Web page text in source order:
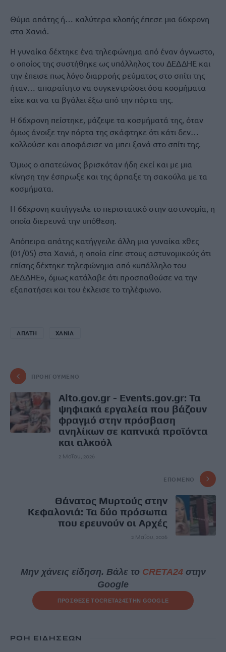
Θύμα απάτης ή… καλύτερα κλοπής έπεσε μια 66χρονη
στα Χανιά.
Η γυναίκα δέχτηκε ένα τηλεφώνημα από έναν άγνωστο,
ο οποίος της συστήθηκε ως υπάλληλος του ΔΕΔΔΗΕ και
την έπεισε πως λόγο διαρροής ρεύματος στο σπίτι της
ήταν… απαραίτητο να συγκεντρώσει όσα κοσμήματα
είχε και να τα βγάλει έξω από την πόρτα της.
Η 66χρονη πείστηκε, μάζεψε τα κοσμήματά της, όταν
όμως άνοιξε την πόρτα της σκάφτηκε ότι κάτι δεν…
κολλούσε και αποφάσισε να μπει ξανά στο σπίτι της.
Όμως ο απατεώνας βρισκόταν ήδη εκεί και με μια
κίνηση την έσπρωξε και της άρπαξε τη σακούλα με τα
κοσμήματα.
Η 66χρονη κατήγγειλε το περιστατικό στην αστυνομία, η
οποία διερευνά την υπόθεση.
Απόπειρα απάτης κατήγγειλε άλλη μια γυναίκα χθες
(01/05) στα Χανιά, η οποία είπε στους αστυνομικούς ότι
επίσης δέχτηκε τηλεφώνημα από «υπάλληλο του
ΔΕΔΔΗΕ», όμως κατάλαβε ότι προσπαθούσε να την
εξαπατήσει και του έκλεισε το τηλέφωνο.
ΑΠΑΤΗ ΧΑΝΙΑ
ΠΡΟΗΓΟΎΜΕΝΟ
Alto.gov.gr - Events.gov.gr: Τα
ψηφιακά εργαλεία που βάζουν
φραγμό στην πρόσβαση
ανηλίκων σε καπνικά προϊόντα
και αλκοόλ
2 Μαΐου, 2026
ΕΠΌΜΕΝΟ
Θάνατος Μυρτούς στην
Κεφαλονιά: Τα δύο πρόσωπα
που ερευνούν οι Αρχές
2 Μαΐου, 2026
Μην χάνεις είδηση. Βάλε το CRETA24στην
Google
ΠΡΟΣΘΕΣΕ ΤΟCRETA24ΣΤΗΝ GOOGLE
ΡΟΗ ΕΙΔΗΣΕΩΝ